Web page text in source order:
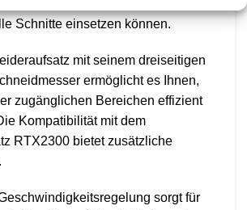
Schnitte einsetzen können.
mit seinem dreiseitigen
ermöglicht es Ihnen,
zugänglichen Bereichen effizient
Kompatibilität mit dem
RTX2300 bietet zusätzliche
sorgt für